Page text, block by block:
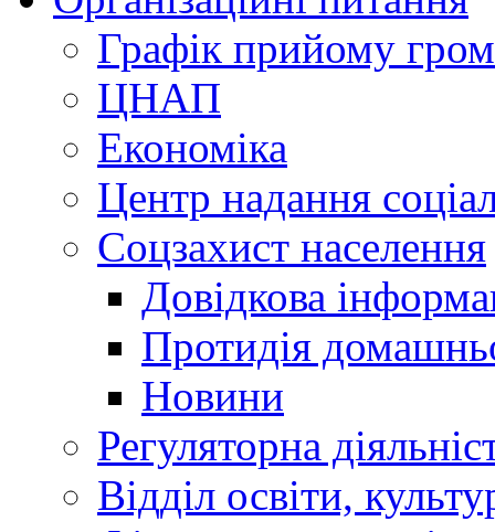
Графік прийому
ЦНАП
Економіка
Центр надання
Соцзахист населення
Довідкова
Протидія
Новини
Регуляторна
Відділ освіти,